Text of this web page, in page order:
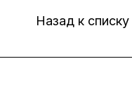
Назад к списку